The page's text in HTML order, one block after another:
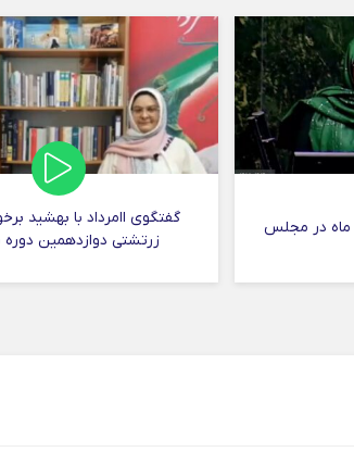
گفتگوی اامرداد با بهشید
زرتشتی دوازدهمین